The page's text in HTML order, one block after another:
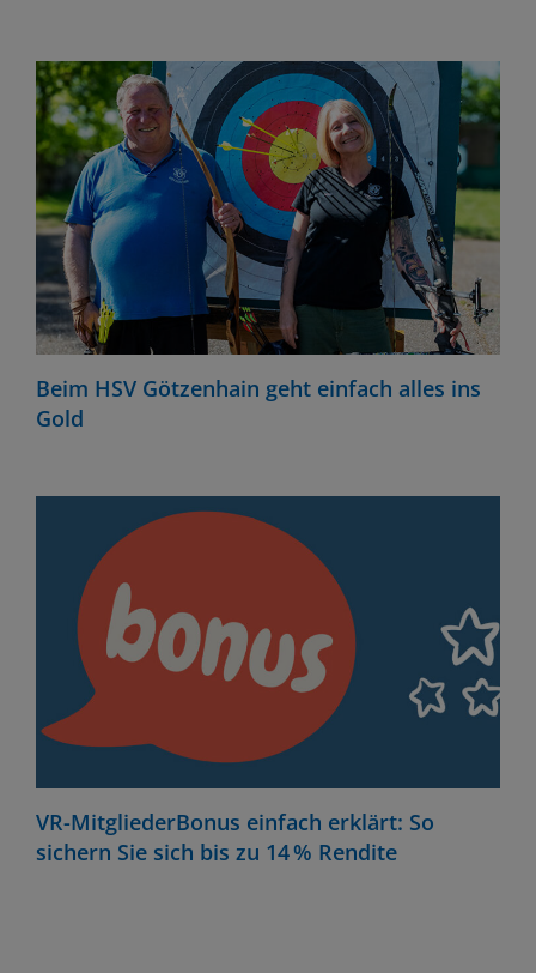
Beim HSV Götzenhain geht einfach alles ins
Gold
VR-MitgliederBonus einfach erklärt: So
sichern Sie sich bis zu 14 % Rendite